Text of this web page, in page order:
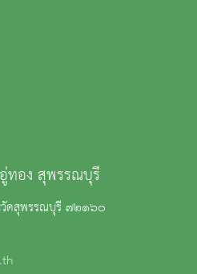
อง สุพรรณบุรี
วัดสุพรรณบุรี ๗๒๑๖๐